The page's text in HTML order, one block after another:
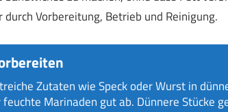
Vorbereitung, Betrieb und Reinigung.
Zutaten wie Speck oder Wurst in
feuchte Marinaden gut ab. Dünnere Stücke